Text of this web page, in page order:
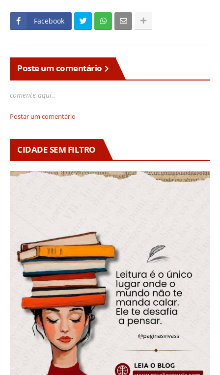
Facebook
Poste um comentário
comente aqui..
Postar um comentário
CIDADE SEM FILTRO